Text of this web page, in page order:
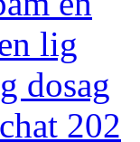
lig
dosag
202